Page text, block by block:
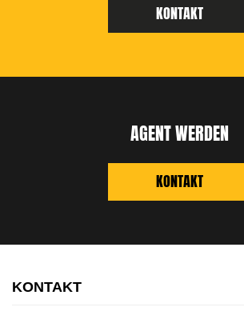
KONTAKT
AGENT WERDEN
KONTAKT
KONTAKT